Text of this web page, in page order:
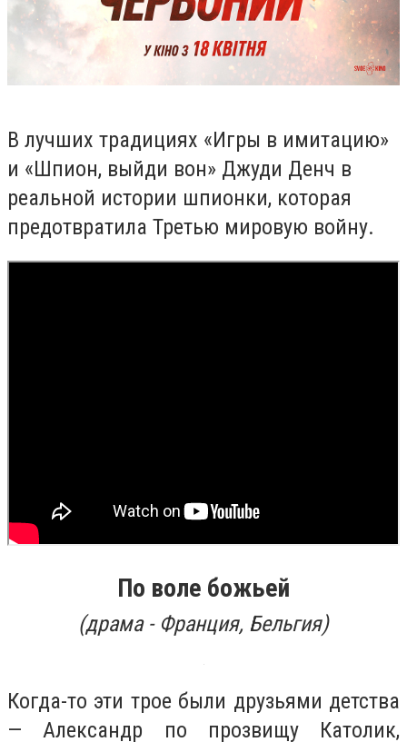
В лучших традициях «Игры в имитацию»
и «Шпион, выйди вон» Джуди Денч в
реальной истории шпионки, которая
предотвратила Третью мировую войну.
По воле божьей
(драма - Франция, Бельгия)
Когда-то эти трое были друзьями детства
— Александр по прозвищу Католик,